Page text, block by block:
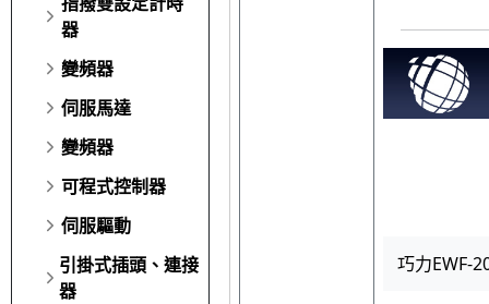
器
變頻器
伺服馬達
變頻器
可程式控制器
伺服驅動
引掛式插頭、連接
器
巧力EWF-